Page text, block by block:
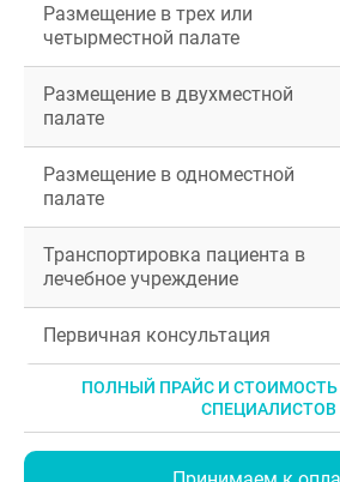
Размещение в трех или
четырместной палате
Размещение в двухместной
палате
Размещение в одноместной
палате
Транспортировка пациента в
лечебное учреждение
Первичная консультация
ПОЛНЫЙ ПРАЙС И СТОИМОСТЬ
СПЕЦИАЛИСТОВ